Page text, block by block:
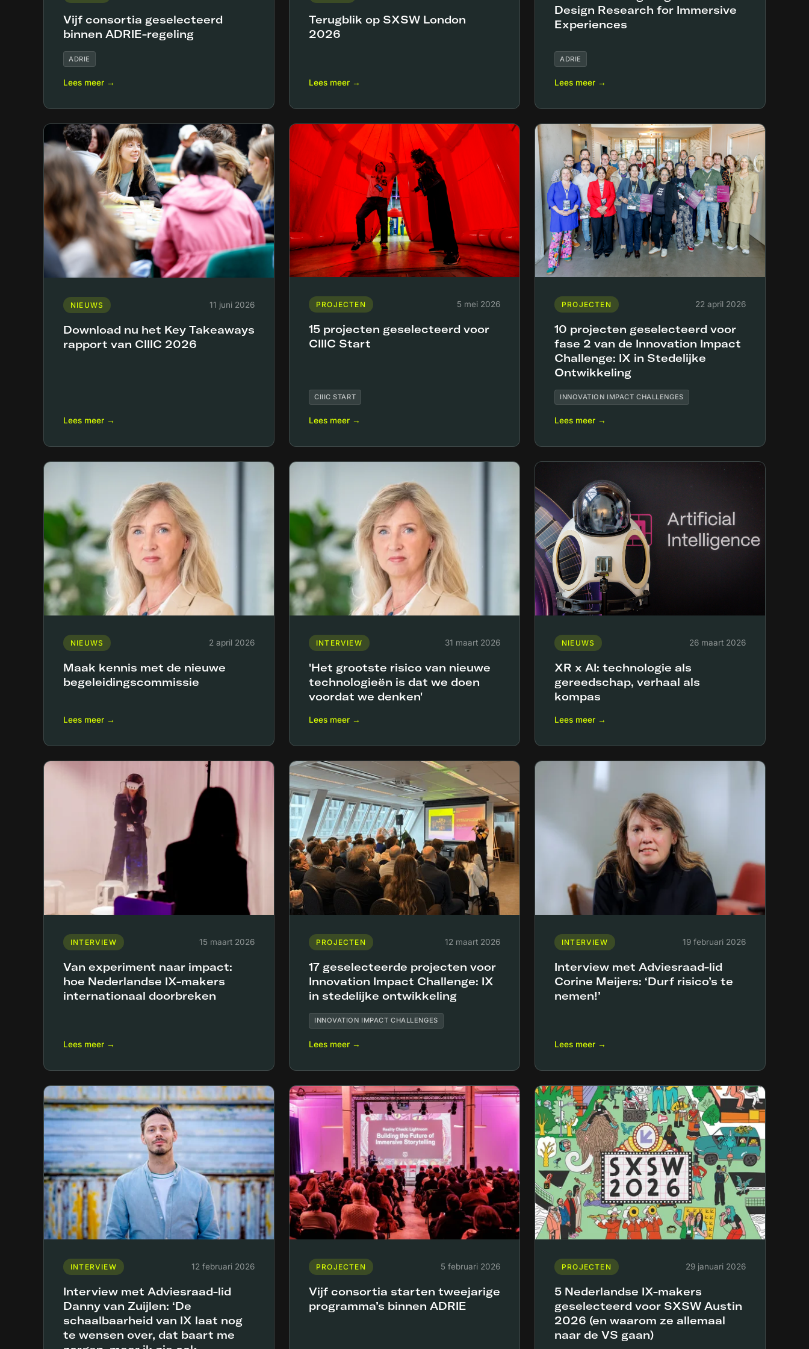
Vijf consortia geselecteerd
binnen ADRIE-regeling
ADRIE
Lees meer →
Terugblik op SXSW London
2026
Lees meer →
Design Research for Immersive
Experiences
ADRIE
Lees meer →
NIEUWS 11 juni 2026
Download nu het Key Takeaways
rapport van CIIIC 2026
Lees meer →
PROJECTEN 5 mei 2026
15 projecten geselecteerd voor
CIIIC Start
CIIIC START
Lees meer →
PROJECTEN 22 april 2026
10 projecten geselecteerd voor
fase 2 van de Innovation Impact
Challenge: IX in Stedelijke
Ontwikkeling
INNOVATION IMPACT CHALLENGES
Lees meer →
NIEUWS 2 april 2026
Maak kennis met de nieuwe
begeleidingscommissie
Lees meer →
INTERVIEW 31 maart 2026
'Het grootste risico van nieuwe
technologieën is dat we doen
voordat we denken'
Lees meer →
NIEUWS 26 maart 2026
XR x AI: technologie als
gereedschap, verhaal als
kompas
Lees meer →
INTERVIEW 15 maart 2026
Van experiment naar impact:
hoe Nederlandse IX-makers
internationaal doorbreken
Lees meer →
PROJECTEN 12 maart 2026
17 geselecteerde projecten voor
Innovation Impact Challenge: IX
in stedelijke ontwikkeling
INNOVATION IMPACT CHALLENGES
Lees meer →
INTERVIEW 19 februari 2026
Interview met Adviesraad-lid
Corine Meijers: ‘Durf risico’s te
nemen!’
Lees meer →
INTERVIEW 12 februari 2026
Interview met Adviesraad-lid
Danny van Zuijlen: ‘De
schaalbaarheid van IX laat nog
te wensen over, dat baart me
PROJECTEN 5 februari 2026
Vijf consortia starten tweejarige
programma’s binnen ADRIE
PROJECTEN 29 januari 2026
5 Nederlandse IX-makers
geselecteerd voor SXSW Austin
2026 (en waarom ze allemaal
naar de VS gaan)